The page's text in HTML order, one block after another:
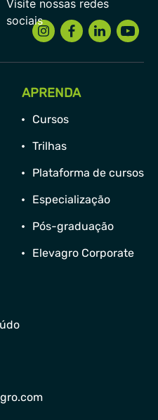
APRENDA
Cursos
Trilhas
Plataforma de cursos
Especialização
Pós-graduação
Elevagro Corporate